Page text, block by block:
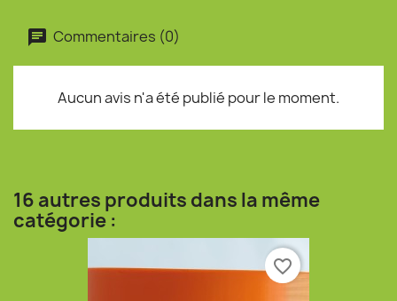
Commentaires (0)
Aucun avis n'a été publié pour le moment.
16 autres produits dans la même
catégorie :
favorite_border